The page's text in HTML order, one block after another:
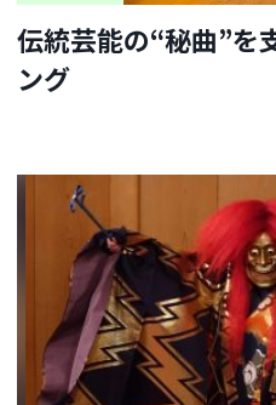
伝統芸能の“秘曲”を
ング